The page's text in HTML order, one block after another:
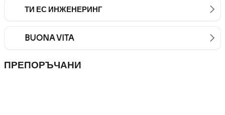
ТИ ЕС ИНЖЕНЕРИНГ
BUONA VITA
ПРЕПОРЪЧАНИ